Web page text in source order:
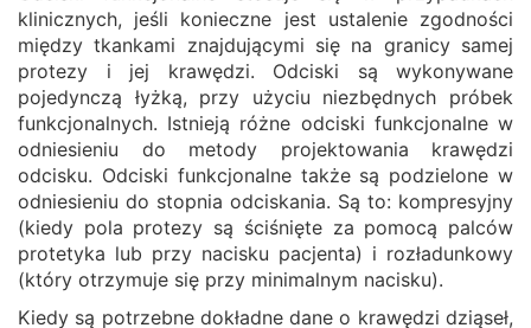
klinicznych, jeśli konieczne jest ustalenie zgodności
między tkankami znajdującymi się na granicy samej
protezy i jej krawędzi. Odciski są wykonywane
pojedynczą łyżką, przy użyciu niezbędnych próbek
funkcjonalnych. Istnieją różne odciski funkcjonalne w
odniesieniu do metody projektowania krawędzi
odcisku. Odciski funkcjonalne także są podzielone w
odniesieniu do stopnia odciskania. Są to: kompresyjny
(kiedy pola protezy są ściśnięte za pomocą palców
protetyka lub przy nacisku pacjenta) i rozładunkowy
(który otrzymuje się przy minimalnym nacisku).
Kiedy są potrzebne dokładne dane o krawędzi dziąseł,